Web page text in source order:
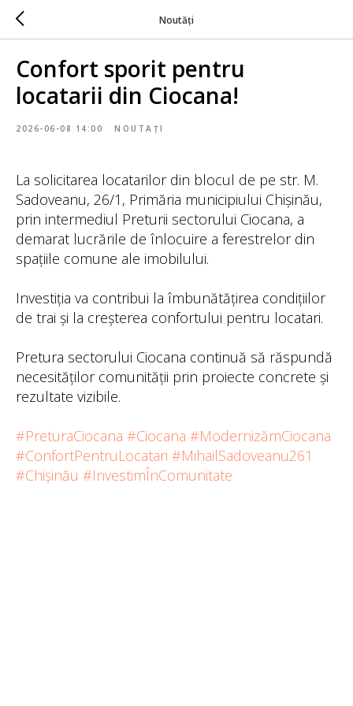
Noutăți
Confort sporit pentru
locatarii din Ciocana!
2026-06-08 14:00 NOUTAȚI
La solicitarea locatarilor din blocul de pe str. M.
Sadoveanu, 26/1, Primăria municipiului Chișinău,
prin intermediul Preturii sectorului Ciocana, a
demarat lucrările de înlocuire a ferestrelor din
spațiile comune ale imobilului.
Investiția va contribui la îmbunătățirea condițiilor
de trai și la creșterea confortului pentru locatari.
Pretura sectorului Ciocana continuă să răspundă
necesităților comunității prin proiecte concrete și
rezultate vizibile.
#PreturaCiocana #Ciocana #ModernizămCiocana
#ConfortPentruLocatari #MihailSadoveanu261
#Chișinău #InvestimÎnComunitate